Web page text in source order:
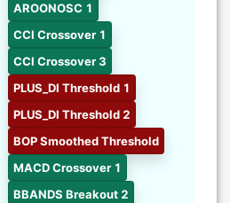
AROONOSC 1
CCI Crossover 1
CCI Crossover 3
PLUS_DI Threshold 1
PLUS_DI Threshold 2
BOP Smoothed Threshold
MACD Crossover 1
BBANDS Breakout 2